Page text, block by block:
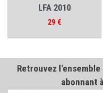
LFA 2010
Prix
29 €
Retrouvez
abonnant